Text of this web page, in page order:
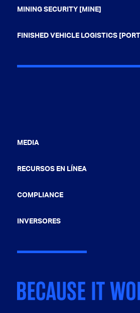
MINING SECURITY [MINE]
FINISHED VEHICLE LOGISTICS
MEDIA
RECURSOS EN LÍNEA
COMPLIANCE
INVERSORES